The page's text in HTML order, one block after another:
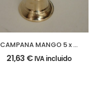
CAMPANA MANGO 5 x 11
cm.
21,63 € IVA incluido